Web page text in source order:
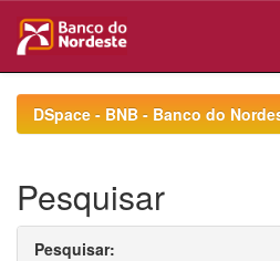
navigationDSpace - BNB - Banco do
Pesquisar
Pesquisar: